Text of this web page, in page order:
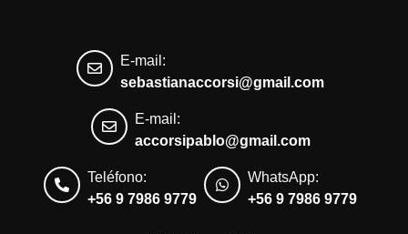
E-mail:
sebastianaccorsi@gmail.com
E-mail:
accorsipablo@gmail.com
Teléfono:
+56 9 7986 9779
WhatsApp:
+56 9 7986 9779